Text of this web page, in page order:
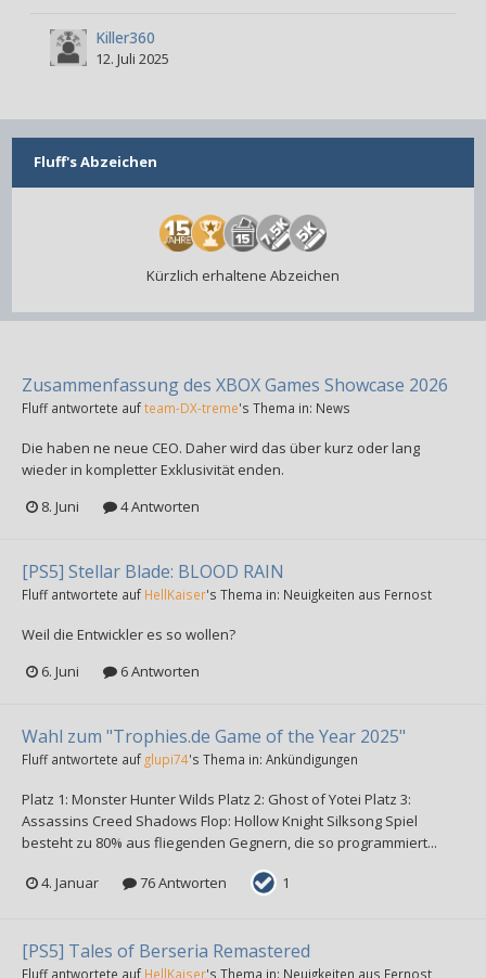
Killer360
12. Juli 2025
Fluff's Abzeichen
Kürzlich erhaltene Abzeichen
Zusammenfassung des XBOX Games Showcase 2026
Fluffantwortete aufteam-DX-treme's Thema in: News
Die haben ne neue CEO. Daher wird das über kurz oder lang
wieder in kompletter Exklusivität enden.
8. Juni
4 Antworten
[PS5] Stellar Blade: BLOOD RAIN
Fluffantwortete auf HellKaiser's Thema in: Neuigkeiten aus Fernost
Weil die Entwickler es so wollen?
6. Juni
6 Antworten
Wahl zum "Trophies.de Game of the Year 2025"
Fluffantwortete auf glupi74's Thema in: Ankündigungen
Platz 1: Monster Hunter Wilds Platz 2: Ghost of Yotei Platz 3:
Assassins Creed Shadows Flop: Hollow Knight Silksong Spiel
besteht zu 80% aus fliegenden Gegnern, die so programmiert...
4. Januar 76 Antworten 1
[PS5] Tales of Berseria Remastered
Fluffantwortete auf HellKaiser's Thema in: Neuigkeiten aus Fernost